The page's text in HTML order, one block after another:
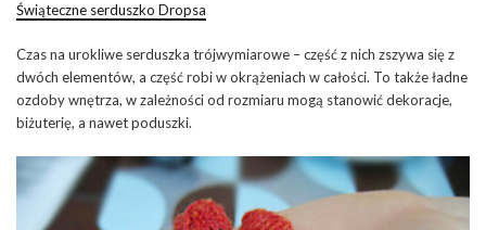
Świąteczne serduszko Dropsa
Czas na urokliwe serduszka trójwymiarowe – część z nich zszywa się z
dwóch elementów, a część robi w okrążeniach w całości. To także ładne
ozdoby wnętrza, w zależności od rozmiaru mogą stanowić dekoracje,
biżuterię, a nawet poduszki.